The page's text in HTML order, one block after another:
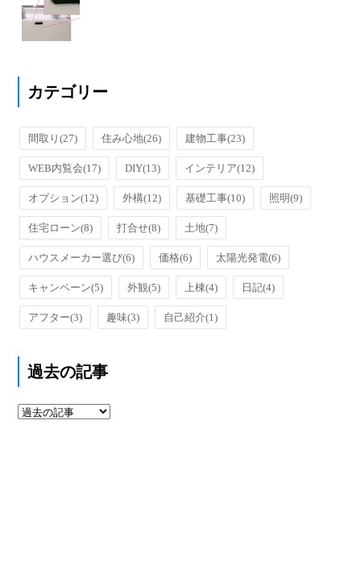
カテゴリー
間取り(27) 住み心地(26) 建物工事(23)
WEB内覧会(17) DIY(13) インテリア(12)
オプション(12) 外構(12) 基礎工事(10) 照明(9)
住宅ローン(8) 打合せ(8) 土地(7)
ハウスメーカー選び(6) 価格(6) 太陽光発電(6)
キャンペーン(5) 外観(5) 上棟(4) 日記(4)
アフター(3) 趣味(3) 自己紹介(1)
過去の記事